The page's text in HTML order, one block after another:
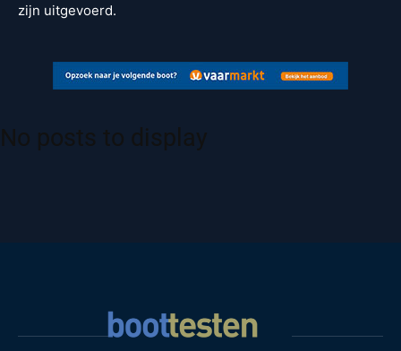
zijn uitgevoerd.
No posts to display